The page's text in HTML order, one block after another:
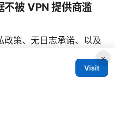
不被 VPN 提供商滥
政策、无日志承诺、以及
×
Visit